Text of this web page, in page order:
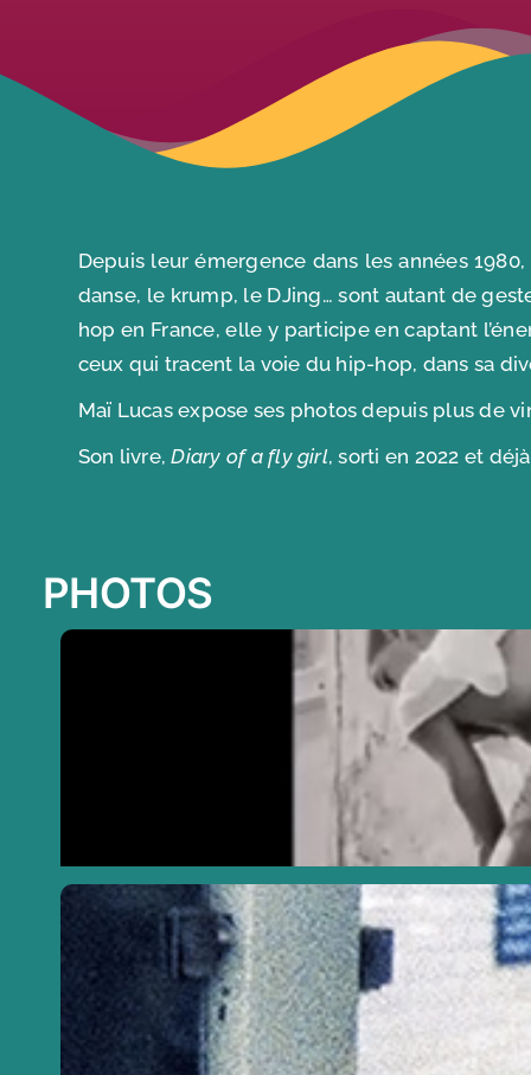
Depuis leur émergence dans les années
danse, le krump, le DJing… sont autant de
hop en France, elle y participe en captant
ceux qui tracent la voie du hip-hop, dans sa
Maï Lucas expose ses photos depuis plus de
Son livre,Diary of a fly girl, sorti en 2022 et
PHOTOS